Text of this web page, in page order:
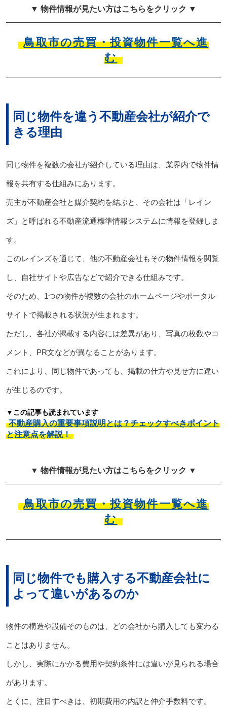
▼ 物件情報が見たい方はこちらをクリック ▼
鳥取市の売買・投資物件一覧へ進
む
同じ物件を違う不動産会社が紹介で
きる理由
同じ物件を複数の会社が紹介している理由は、業界内で物件情
報を共有する仕組みにあります。
売主が不動産会社と媒介契約を結ぶと、その会社は「レイン
ズ」と呼ばれる不動産流通標準情報システムに情報を登録しま
す。
このレインズを通じて、他の不動産会社もその物件情報を閲覧
し、自社サイトや広告などで紹介できる仕組みです。
そのため、1つの物件が複数の会社のホームページやポータル
サイトで掲載される状況が生まれます。
ただし、各社が掲載する内容には差異があり、写真の枚数やコ
メント、PR文などが異なることがあります。
これにより、同じ物件であっても、掲載の仕方や見せ方に違い
が生じるのです。
▼この記事も読まれています
不動産購入の重要事項説明とは？チェックすべきポイント
と注意点を解説！
▼ 物件情報が見たい方はこちらをクリック ▼
鳥取市の売買・投資物件一覧へ進
む
同じ物件でも購入する不動産会社に
よって違いがあるのか
物件の構造や設備そのものは、どの会社から購入しても変わる
ことはありません。
しかし、実際にかかる費用や契約条件には違いが見られる場合
があります。
とくに、注目すべきは、初期費用の内訳と仲介手数料です。